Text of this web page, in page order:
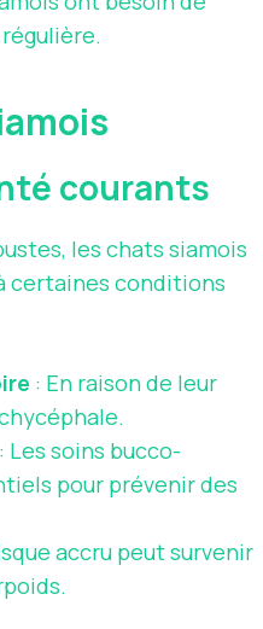
courants
les chats siamois
certaines conditions
: En raison de leur
: Les soins bucco-
pour prévenir des
accru peut survenir